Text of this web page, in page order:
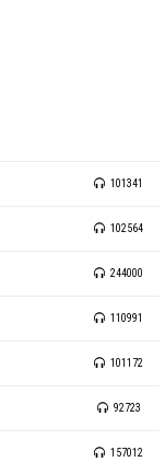
101341
102564
244000
110991
101172
92723
157012